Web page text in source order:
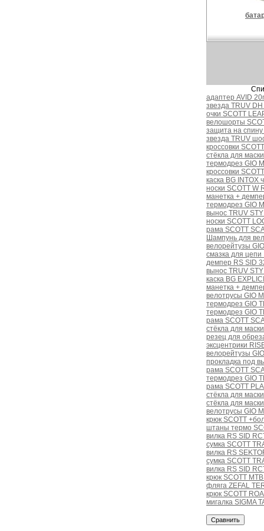
адаптер AVID
звезда TRUV
очки SCOTT
велошорты
защита на спину
звезда TRUV
кроссовки
стёкла для
термодрез GIO
кроссовки
каска BG INTOX
носки SCOTT W
манетка +
термодрез GIO
вынос TRUV
носки SCOTT
рама SCOTT
Шампунь для
велорейтузы
смазка для цепи
демпер RS SID
вынос TRUV
каска BG
манетка +
велотрусы GIO
термодрез GIO
термодрез GIO
рама SCOTT
стёкла для
резец для
эксцентрики
велорейтузы
прокладка под
рама SCOTT
термодрез GIO
рама SCOTT
стёкла для
стёкла для
велотрусы GIO
крюк SCOTT
штаны термо
вилка RS SID
сумка SCOTT
вилка RS
сумка SCOTT
вилка RS SID
крюк SCOTT
фляга ZEFAL
крюк SCOTT
мигалка SIGMA